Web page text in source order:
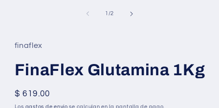
ventana
modal
1 /de
2
finaflex
FinaFlex Glutamina 1Kg
Precio
habitual
$ 619.00